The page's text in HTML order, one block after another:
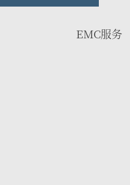
EMC服务